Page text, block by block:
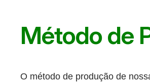
Método de
O método de produção de